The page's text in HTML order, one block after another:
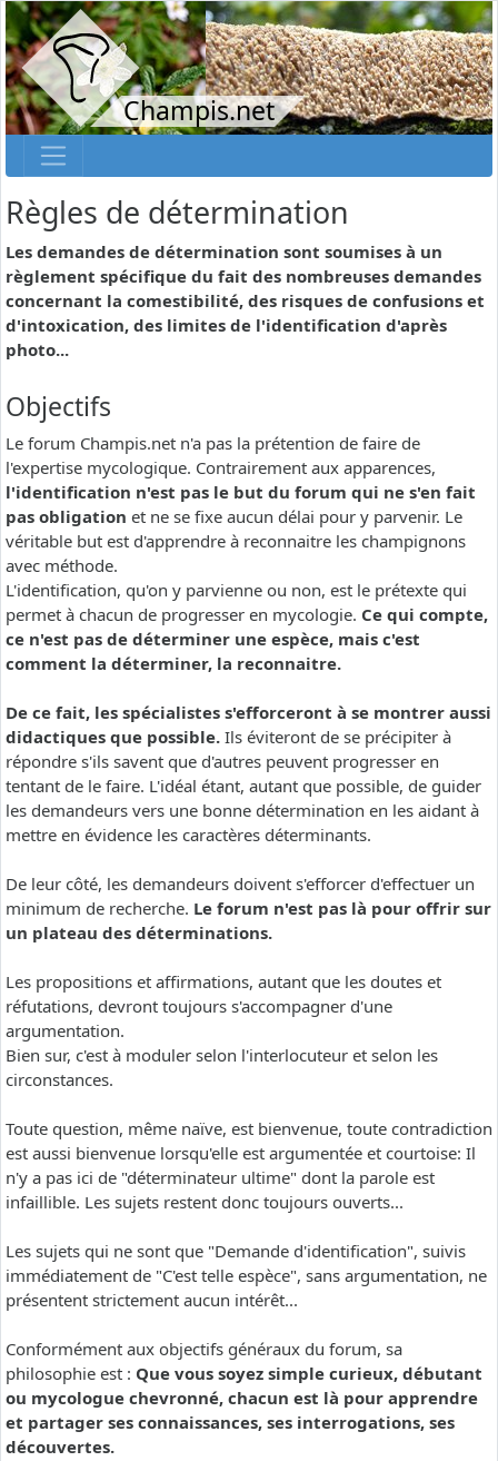
Champis.net
Règles de détermination
Les demandes de détermination sont soumises à un
règlement spécifique du fait des nombreuses demandes
concernant la comestibilité, des risques de confusions et
d'intoxication, des limites de l'identification d'après
photo...
Objectifs
Le forum Champis.net n'a pas la prétention de faire de
l'expertise mycologique. Contrairement aux apparences,
l'identification n'est pas le but du forum qui ne s'en fait
pas obligation et ne se fixe aucun délai pour y parvenir. Le
véritable but est d'apprendre à reconnaitre les champignons
avec méthode.
L'identification, qu'on y parvienne ou non, est le prétexte qui
permet à chacun de progresser en mycologie. Ce qui compte,
ce n'est pas de déterminer une espèce, mais c'est
comment la déterminer, la reconnaitre.
De ce fait, les spécialistes s'efforceront à se montrer aussi
didactiques que possible. Ils éviteront de se précipiter à
répondre s'ils savent que d'autres peuvent progresser en
tentant de le faire. L'idéal étant, autant que possible, de guider
les demandeurs vers une bonne détermination en les aidant à
mettre en évidence les caractères déterminants.
De leur côté, les demandeurs doivent s'efforcer d'effectuer un
minimum de recherche. Le forum n'est pas là pour offrir sur
un plateau des déterminations.
Les propositions et affirmations, autant que les doutes et
réfutations, devront toujours s'accompagner d'une
argumentation.
Bien sur, c'est à moduler selon l'interlocuteur et selon les
circonstances.
Toute question, même naïve, est bienvenue, toute contradiction
est aussi bienvenue lorsqu'elle est argumentée et courtoise: Il
n'y a pas ici de "déterminateur ultime" dont la parole est
infaillible. Les sujets restent donc toujours ouverts...
Les sujets qui ne sont que "Demande d'identification", suivis
immédiatement de "C'est telle espèce", sans argumentation, ne
présentent strictement aucun intérêt...
Conformément aux objectifs généraux du forum, sa
philosophie est : Que vous soyez simple curieux, débutant
ou mycologue chevronné, chacun est là pour apprendre
et partager ses connaissances, ses interrogations, ses
découvertes.